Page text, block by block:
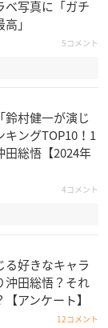
OVE スターリッシュ
ツアーズ
聖川真斗
べ写真に「ガチ
」
5コメント
鈴村健一が演じ
キングTOP10！1
田総悟【2024年
4コメント
る好きなキャラ
沖田総悟？それ
アンケート】
12コメント